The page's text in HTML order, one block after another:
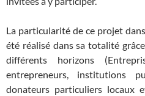
La particularité de ce projet
été réalisé dans sa totalité
différents horizons
entrepreneurs, institutions
donateurs particuliers locaux